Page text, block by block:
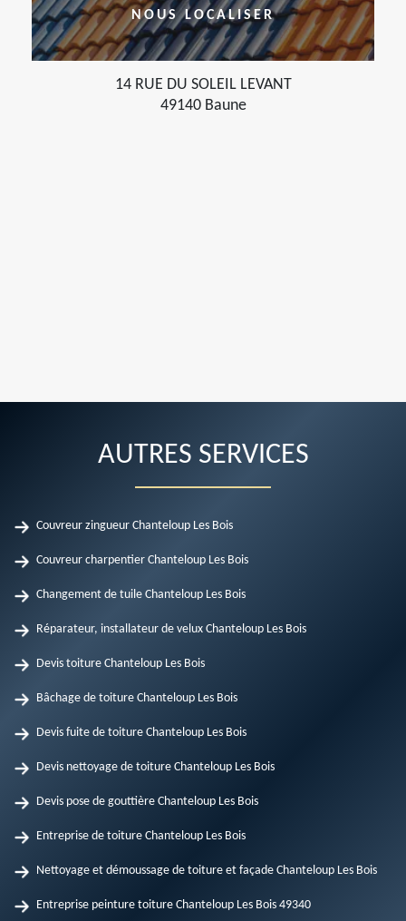
NOUS LOCALISER
14 RUE DU SOLEIL LEVANT
49140 Baune
AUTRES SERVICES
Couvreur zingueur Chanteloup Les Bois
Couvreur charpentier Chanteloup Les Bois
Changement de tuile Chanteloup Les Bois
Réparateur, installateur de velux Chanteloup Les Bois
Devis toiture Chanteloup Les Bois
Bâchage de toiture Chanteloup Les Bois
Devis fuite de toiture Chanteloup Les Bois
Devis nettoyage de toiture Chanteloup Les Bois
Devis pose de gouttière Chanteloup Les Bois
Entreprise de toiture Chanteloup Les Bois
Nettoyage et démoussage de toiture et façade Chanteloup Les Bois
Entreprise peinture toiture Chanteloup Les Bois 49340